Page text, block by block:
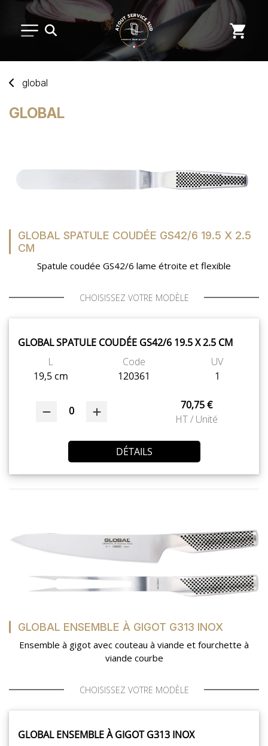
ARTS DE LA TABLE
NOUVEAUTÉS
MES LISTES
MA COMMANDE
CHEF'S LIST
SUR-MESURE
global
GLOBAL
GLOBAL SPATULE COUDÉE GS42/6 19.5 X 2.5
CM
Spatule coudée GS42/6 lame étroite et flexible
CHOISISSEZ VOTRE MODÈLE
GLOBAL SPATULE COUDÉE GS42/6 19.5 X 2.5 CM
L
19,5 cm
Code
120361
UV
1
0
70,75 €
HT / Unité
DÉTAILS
GLOBAL ENSEMBLE À GIGOT G313 INOX
Ensemble à gigot avec couteau à viande et fourchette à
viande courbe
CHOISISSEZ VOTRE MODÈLE
GLOBAL ENSEMBLE À GIGOT G313 INOX